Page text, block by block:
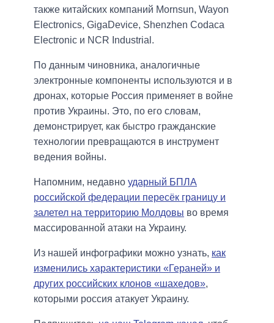
также китайских компаний Mornsun, Wayon
Electronics, GigaDevice, Shenzhen Codaca
Electronic и NCR Industrial.
По данным чиновника, аналогичные
электронные компоненты используются и в
дронах, которые Россия применяет в войне
против Украины. Это, по его словам,
демонстрирует, как быстро гражданские
технологии превращаются в инструмент
ведения войны.
Напомним, недавно ударный БПЛА
российской федерации пересёк границу и
залетел на территорию Молдовы во время
массированной атаки на Украину.
Из нашей инфографики можно узнать, как
изменились характеристики «Гераней» и
других российских клонов «шахедов»,
которыми россия атакует Украину.